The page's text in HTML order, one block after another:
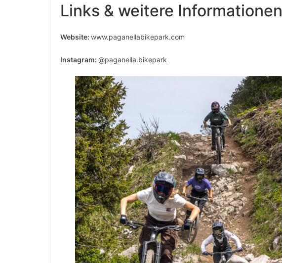
Links & weitere Informationen
Website: www.paganellabikepark.com
Instagram: @paganella.bikepark